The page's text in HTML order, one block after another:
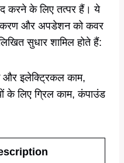
करने के लिए तत्पर हैं। ये
और अपडेशन को कवर
सुधार शामिल होते हैं:
और इलेक्ट्रिकल काम,
के लिए ग्रिल काम, कंपाउंड